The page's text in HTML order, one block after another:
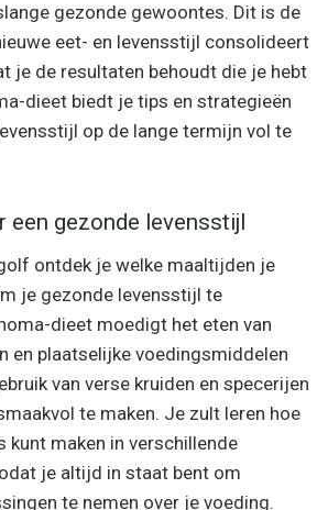
gezonde gewoontes. Dit is de
eet- en levensstijl consolideert
je de resultaten behoudt die je hebt
dieet biedt je tips en strategieën
op de lange termijn vol te
een gezonde levensstijl
ontdek je welke maaltijden je
je gezonde levensstijl te
dieet moedigt het eten van
en plaatselijke voedingsmiddelen
van verse kruiden en specerijen
te maken. Je zult leren hoe
kunt maken in verschillende
je altijd in staat bent om
te nemen over je voeding.